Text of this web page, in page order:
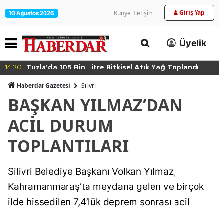
10 Ağustos 2026 Künye İletişim Giriş Yap
Üyelik
14:30 Tuzla'da 105 Bin Litre Bitkisel Atık Yağ Toplandı
Haberdar Gazetesi Silivri
BAŞKAN YILMAZ’DAN
ACİL DURUM
TOPLANTILARI
Silivri Belediye Başkanı Volkan Yılmaz,
Kahramanmaraş’ta meydana gelen ve birçok
ilde hissedilen 7,4’lük deprem sonrası acil